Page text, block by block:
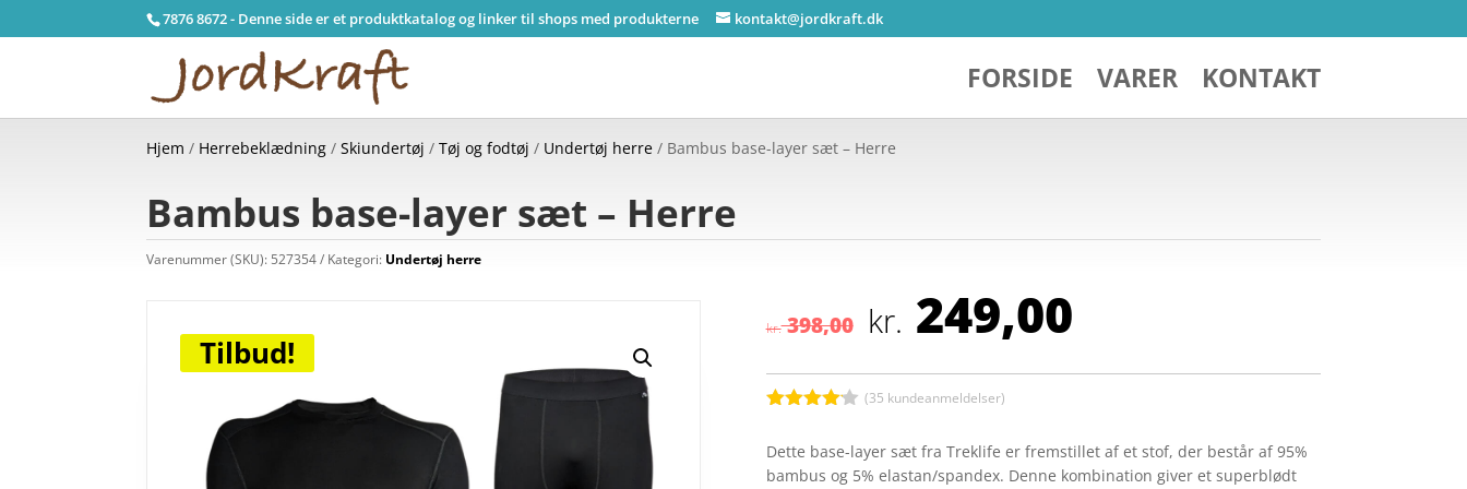
7876 8672 - Denne side er et produktkatalog og linker til shops med produkterne kontakt@jordkraft.dk
FORSIDE VARER KONTAKT
Hjem / Herrebeklædning /Skiundertøj /Tøj og fodtøj / Undertøj herre / Bambus base-layer sæt – Herre
Bambus base-layer sæt – Herre
Varenummer (SKU): 527354 Kategori: Undertøj herre
Tilbud!
kr.398,00 Den
oprindelige
pris
var:
kr. 398,00.
kr. 249,00Den
aktuelle
pris
er:
ud af 5
baseret
(35 kundeanmeldelser)
Dette base-layer sæt fra Treklife er fremstillet af et stof, der består af 95%
bambus og 5% elastan/spandex. Denne kombination giver et superblødt